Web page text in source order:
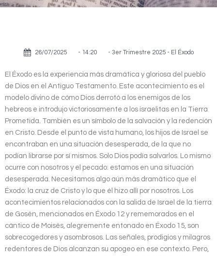
26/07/2025 - 14:20 - 3er Trimestre 2025 - El Éxodo
El Éxodo es la experiencia más dramática y gloriosa del pueblo
de Dios en el Antiguo Testamento. Este acontecimiento es el
modelo divino de cómo Dios derrotó a los enemigos de los
hebreos e introdujo victoriosamente a los israelitas en la Tierra
Prometida. También es un símbolo de la salvación y la redención
en Cristo. Desde el punto de vista humano, los hijos de Israel se
encontraban en una situación desesperada, de la que no
podían librarse por sí mismos. Solo Dios podía salvarlos. Lo mismo
ocurre con nosotros y el pecado: estamos en una situación
desesperada. Necesitamos algo aún más dramático que el
Éxodo: la cruz de Cristo y lo que él hizo allí por nosotros. Los
acontecimientos relacionados con la salida de Israel de la tierra
de Gosén, mencionados en Éxodo 12 y rememorados en el
cántico de Moisés, alegremente entonado en Éxodo 15, son
sobrecogedores y asombrosos. Las señales, prodigios y milagros
redentores de Dios alcanzan su apogeo en ese contexto. Pero,